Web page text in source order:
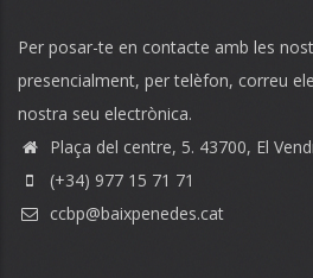
Per posar-te en contacte amb les
presencialment, per telèfon, correu
nostra seu electrònica.
Plaça del centre, 5. 43700, El
(+34) 977 15 71 71
ccbp@baixpenedes.cat